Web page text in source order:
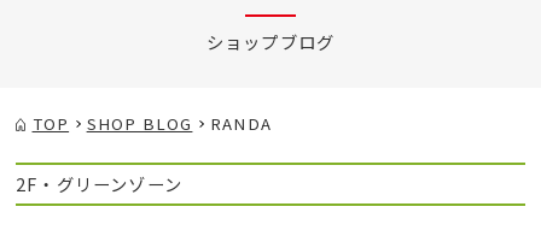
ショップブログ
TOP SHOP BLOG RANDA
2F・グリーンゾーン